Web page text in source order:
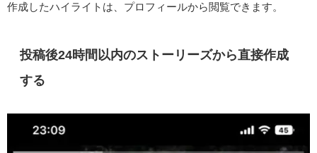
作成したハイライトは、プロフィールから閲覧できます。
投稿後24時間以内のストーリーズから直接作成
する